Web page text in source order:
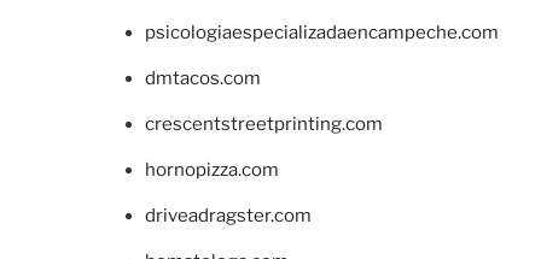
psicologiaespecializadaencampeche.com
dmtacos.com
crescentstreetprinting.com
hornopizza.com
driveadragster.com